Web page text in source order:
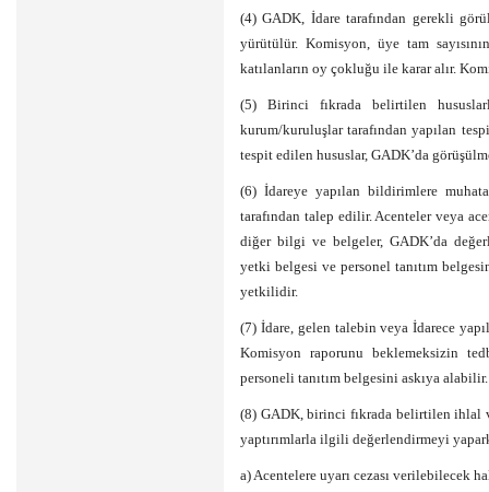
(4) GADK, İdare tarafından gerekli
yürütülür. Komisyon, üye tam
katılanların oy çokluğu ile karar alır.
(5) Birinci fıkrada belirtilen
kurum/kuruluşlar tarafından yapılan
tespit edilen hususlar, GADK’da
(6) İdareye yapılan bildirimlere
tarafından talep edilir. Acenteler veya
diğer bilgi ve belgeler, GADK’da
yetki belgesi ve personel tanıtım
yetkilidir.
(7) İdare, gelen talebin veya İdarece
Komisyon raporunu beklemeksizin
personeli tanıtım belgesini askıya alabilir.
(8) GADK, birinci fıkrada belirtilen ihlal
yaptırımlarla ilgili değerlendirmeyi
a) Acentelere uyarı cezası verilebilecek